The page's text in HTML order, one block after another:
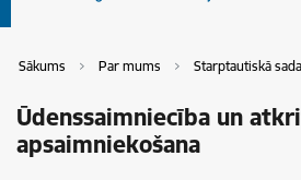
Sākums Par mums Starptautiskā
Ūdenssaimniecība un
apsaimniekošana